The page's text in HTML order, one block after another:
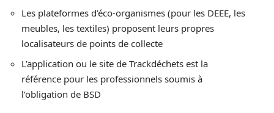
Les plateformes d’éco-organismes (pour les DEEE, les
meubles, les textiles) proposent leurs propres
localisateurs de points de collecte
L’application ou le site de Trackdéchets est la
référence pour les professionnels soumis à
l’obligation de BSD